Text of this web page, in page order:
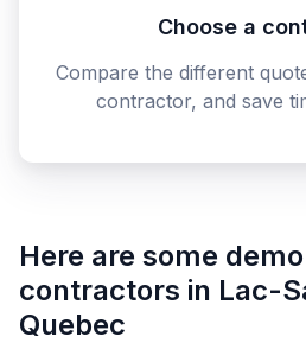
Choose a
Compare the different
contractor, and save
Here are some
contractors in Lac-
Quebec